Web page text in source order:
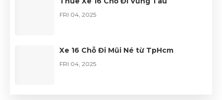
FRI 04, 2025
Xe 16 Chỗ Đi Mũi Né từ TpHcm
FRI 04, 2025